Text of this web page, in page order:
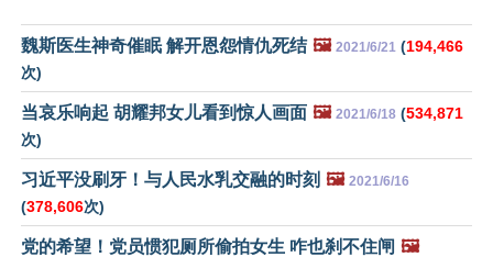
魏斯医生神奇催眠 解开恩怨情仇死结 🖼️ 2021/6/21 (194,466
次)
当哀乐响起 胡耀邦女儿看到惊人画面 🖼️ 2021/6/18 (534,871
次)
习近平没刷牙！与人民水乳交融的时刻 🖼️ 2021/6/16
(378,606次)
党的希望！党员惯犯厕所偷拍女生 咋也刹不住闸 🖼️